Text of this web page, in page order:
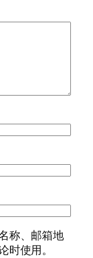
称、邮箱地
使用。